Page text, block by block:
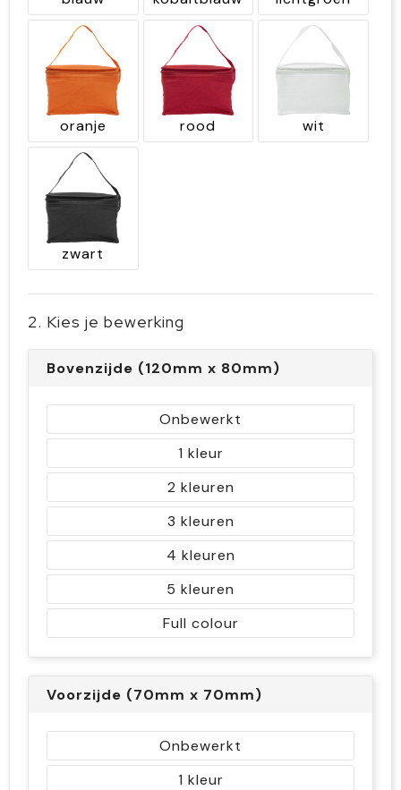
oranje rood wit
zwart
2. Kies je bewerking
Bovenzijde (120mm x 80mm)
Onbewerkt
1
2
3
4
5
Full colour
Voorzijde (70mm x 70mm)
Onbewerkt
1